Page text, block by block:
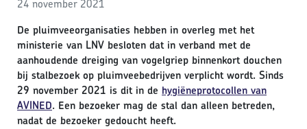
24 november 2021
De pluimveeorganisaties hebben in overleg met het
ministerie van LNV besloten dat in verband met de
aanhoudende dreiging van vogelgriep binnenkort douchen
bij stalbezoek op pluimveebedrijven verplicht wordt. Sinds
29 november 2021 is dit in de hygiëneprotocollen van
AVINED. Een bezoeker mag de stal dan alleen betreden,
nadat de bezoeker gedoucht heeft.